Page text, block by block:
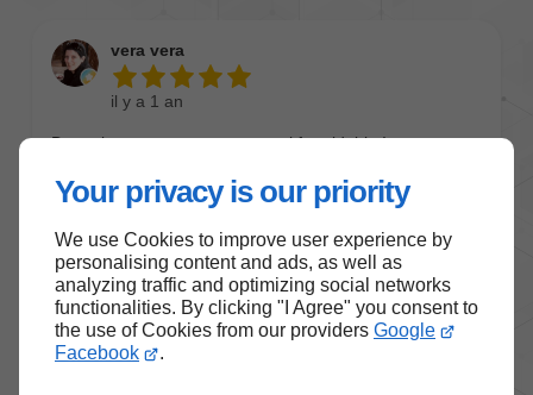
Your privacy is our priority
We use Cookies to improve user experience by
personalising content and ads, as well as
analyzing traffic and optimizing social networks
functionalities. By clicking "I Agree" you consent to
the use of Cookies from our providers Google
Facebook
.